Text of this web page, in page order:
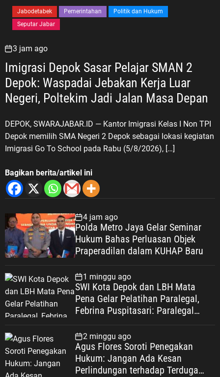
Jabodetabek Pemerintahan
Politik dan Hukum
Seputar Jabar
3 jam ago
Imigrasi Depok Sasar Pelajar SMAN 2
Depok: Waspadai Jebakan Kerja Luar
DEPOK, SWARAJABAR.ID — Kantor Imigrasi Kelas I Non TPI
Depok memilih SMA Negeri 2 Depok sebagai lokasi kegiatan
Imigrasi Go To School pada Rabu (5/8/2026), […]
Bagikan berita/artikel ini
4 jam ago
Polda Metro Jaya Gelar Seminar
Hukum Bahas Perluasan Objek
Praperadilan dalam KUHAP Baru
1 minggu ago
SWI Kota Depok dan LBH Mata
Pena Gelar Pelatihan Paralegal,
Febrina Puspitasari: Paralegal
Keadilan Warga Depok
2 minggu ago
Agus Flores Soroti Penegakan
Hukum: Jangan Ada Kesan
Perlindungan terhadap Terduga